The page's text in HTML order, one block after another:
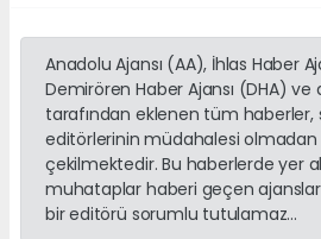
Anadolu Ajansı (AA), İhlas Haber
Demirören Haber Ajansı (DHA) ve
tarafından eklenen tüm haberler,
editörlerinin müdahalesi olmadan
çekilmektedir. Bu haberlerde yer
muhataplar haberi geçen
bir editörü sorumlu tutulamaz...